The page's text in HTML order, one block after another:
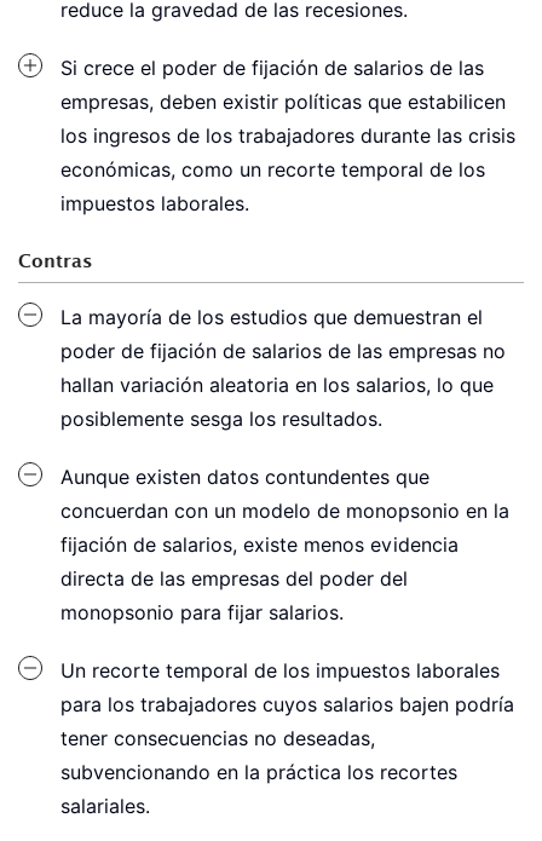
reduce la gravedad de las recesiones.
Si crece el poder de fijación de salarios de las
empresas, deben existir políticas que estabilicen
los ingresos de los trabajadores durante las crisis
económicas, como un recorte temporal de los
impuestos laborales.
Contras
La mayoría de los estudios que demuestran el
poder de fijación de salarios de las empresas no
hallan variación aleatoria en los salarios, lo que
posiblemente sesga los resultados.
Aunque existen datos contundentes que
concuerdan con un modelo de monopsonio en la
fijación de salarios, existe menos evidencia
directa de las empresas del poder del
monopsonio para fijar salarios.
Un recorte temporal de los impuestos laborales
para los trabajadores cuyos salarios bajen podría
tener consecuencias no deseadas,
subvencionando en la práctica los recortes
salariales.